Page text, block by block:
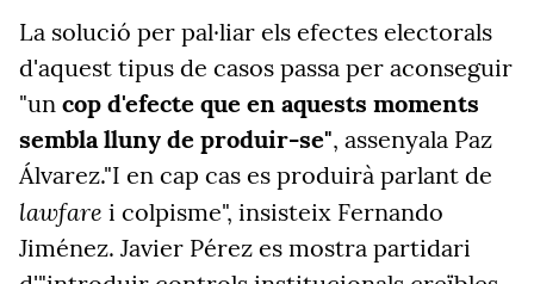
La solució per pal·liar els efectes electorals
d'aquest tipus de casos passa per aconseguir
"un cop d'efecte que en aquests moments
sembla lluny de produir-se", assenyala Paz
Álvarez."I en cap cas es produirà parlant de
lawfare i colpisme", insisteix Fernando
Jiménez. Javier Pérez es mostra partidari